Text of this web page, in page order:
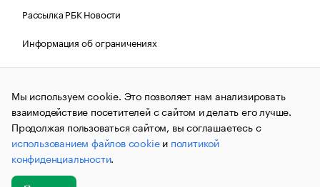
Рассылка РБК Новости
Информация об ограничениях
Правовая информация
О соблюдении авторских прав
© АО «РОСБИЗНЕСКОНСАЛТИНГ»,1995–2026.Сообщения
и материалы информационного агентства «РБК»
(зарегистрировано Федеральной службой по надзору в сфере
связи, информационных технологий и массовых
коммуникаций (Роскомнадзор) 09.12.2015 за номером ИА
№ФС77-63848) сопровождаются пометкой «РБК». Отдельные
публикации могут содержать информацию,
не предназначенную для пользователей
Мы используем cookie. Это позволяет нам анализировать
взаимодействие посетителей с сайтом и делать его лучше.
Продолжая пользоваться сайтом, вы соглашаетесь с
использованием файлов cookieи политикой
конфиденциальности.